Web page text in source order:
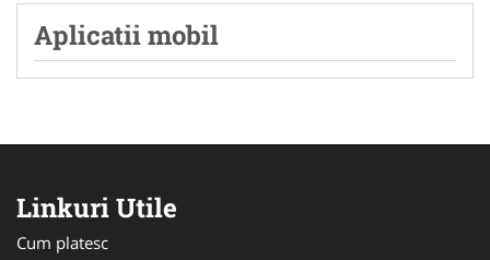
Aplicatii mobil
Linkuri Utile
Cum platesc